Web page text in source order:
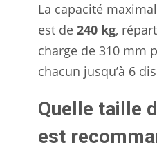
La capacité
est de 240 kg,
charge de 310 mm
chacun jusqu’à 6
Quelle taille
est